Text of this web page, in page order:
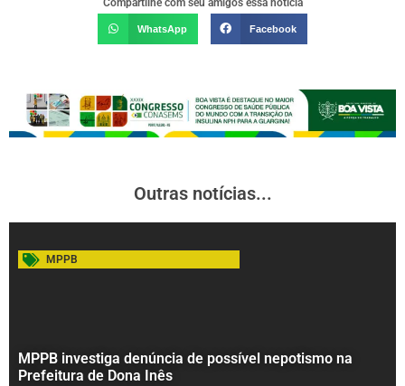
Compartilhe com seu amigos essa notícia
WhatsApp Facebook
Outras notícias...
MPPB
MPPB investiga denúncia de possível nepotismo na
Prefeitura de Dona Inês